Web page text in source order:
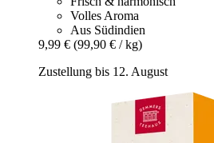
Volles Aroma
Aus Südindien
9,99 € (99,90 € / kg)
Zustellung bis 12. August